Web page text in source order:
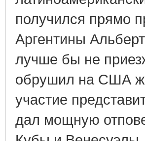
получился прямо
Аргентины
лучше бы не
обрушил на США
участие
дал мощную